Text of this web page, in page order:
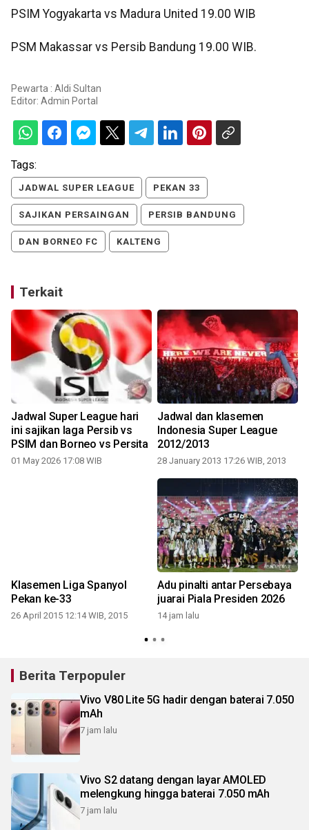
PSIM Yogyakarta vs Madura United 19.00 WIB
PSM Makassar vs Persib Bandung 19.00 WIB.
Pewarta : Aldi Sultan
Editor: Admin Portal
Tags:
JADWAL SUPER LEAGUE PEKAN 33
SAJIKAN PERSAINGAN PERSIB BANDUNG
DAN BORNEO FC KALTENG
Terkait
Jadwal Super League hari
ini sajikan laga Persib vs
PSIM dan Borneo vs Persita
01 May 2026 17:08 WIB
Jadwal dan klasemen
Indonesia Super League
2012/2013
28 January 2013 17:26 WIB, 2013
Klasemen Liga Spanyol
Pekan ke-33
26 April 2015 12:14 WIB, 2015
Adu pinalti antar Persebaya
juarai Piala Presiden 2026
14 jam lalu
Berita Terpopuler
Vivo V80 Lite 5G hadir dengan baterai 7.050
mAh
7 jam lalu
Vivo S2 datang dengan layar AMOLED
melengkung hingga baterai 7.050 mAh
7 jam lalu